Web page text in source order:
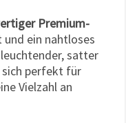
Premium-
ein nahtloses
satter
sich perfekt für
Vielzahl an